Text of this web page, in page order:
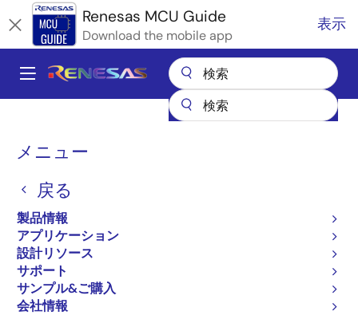
イ
ン
Renesas MCU Guide
Download the mobile app
表示
Main
メニュー
戻る
製品情報
アプリケーション
設計リソース
サポート
サンプル&ご購入
会社情報
パ
く
ず
マイクロコントローラとマイクロプロセッサ
RAファミリ：Arm®
Cortex®-Mコアを搭載した
32ビットMCU